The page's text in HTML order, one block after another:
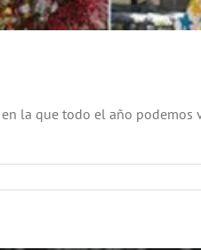
la que todo el año podemos